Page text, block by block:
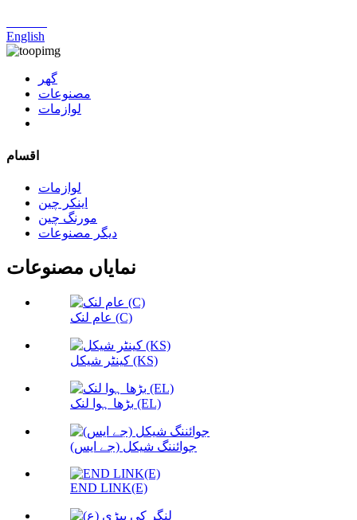
English
گھر
مصنوعات
لوازمات
اقسام
لوازمات
اینکر چین
مورنگ چین
دیگر مصنوعات
نمایاں مصنوعات
عام لنک (C)
کینٹر شیکل (KS)
بڑھا ہوا لنک (EL)
جوائننگ شیکل (جے ایس)
END LINK(E)